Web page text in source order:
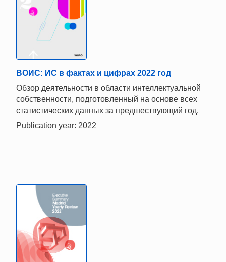
ВОИС: ИС в фактах и цифрах 2022 год
Обзор деятельности в области интеллектуальной
собственности, подготовленный на основе всех
статистических данных за предшествующий год.
Publication year: 2022